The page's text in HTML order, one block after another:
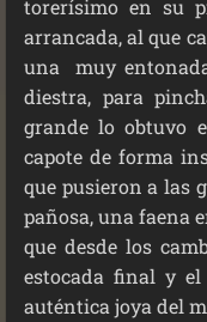
torerísimo en su
arrancada, al que
una muy
diestra, para
grande lo obtuvo
capote de forma
que pusieron a las
pañosa, una faena
que desde los
estocada final y
auténtica joya del